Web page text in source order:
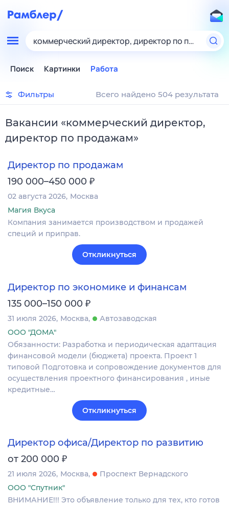
коммерческий директор, директор по продажам
Поиск Картинки Работа
Фильтры Всего найдено 504 результата
Вакансии «коммерческий директор,
директор по продажам»
Директор по продажам
190 000–450 000 ₽
02 августа 2026 Москва
Магия Вкуса
Компания занимается производством и продажей
специй и приправ.
Откликнуться
Директор по экономике и финансам
135 000–150 000 ₽
31 июля 2026 Москва
Автозаводская
ООО "ДОМА"
Обязанности: Разработка и периодическая адаптация
финансовой модели (бюджета) проекта. Проект 1
типовой Подготовка и сопровождение документов для
осуществления проектного финансирования , иные
кредитные…
Откликнуться
Директор офиса/Директор по развитию
от 200 000 ₽
21 июля 2026 Москва
Проспект Вернадского
ООО "Спутник"
ВНИМАНИЕ!!! Это объявление только для тех, кто готов